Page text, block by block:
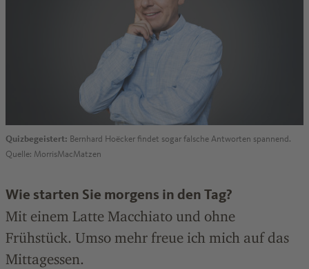
Quizbegeistert: Bernhard Hoëcker findet sogar falsche Antworten spannend.
Quelle: MorrisMacMatzen
Wie starten Sie morgens in den Tag?
Mit einem Latte Macchiato und ohne
Frühstück. Umso mehr freue ich mich auf das
Mittagessen.